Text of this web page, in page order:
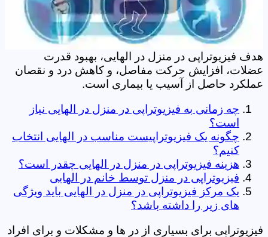
هدف فیزیوتراپی در منزل در الهایی، بهبود قدرت
عضلات، افزایش حرکت مفاصل، و کاهش درد و نقصان
عملکرد حاصل از آسیب یا بیماری است.
چه زمانی به فیزیوتراپی در منزل در الهایی نیاز
است؟
چگونه یک فیزیوتراپیست مناسب در الهایی انتخاب
کنیم؟
هزینه فیزیوتراپی در منزل در الهایی چقدر است؟
فیزیوتراپی در منزل توسط خانم در الهایی
یک مرکز فیزیوتراپی در منزل در الهایی باید ویژگی
های زیر را داشته باشد؟
فیزیوتراپی برای بسیاری از در ها و مشکلات و برای افراد